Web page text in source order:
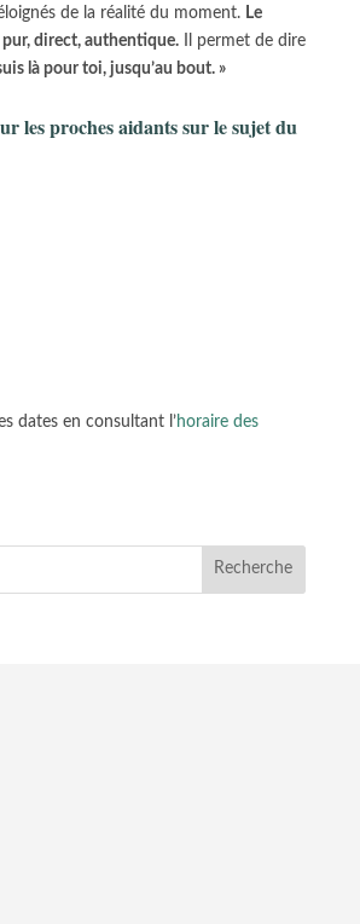
de la réalité du moment. Le
direct, authentique.Il permet de dire
là pour toi, jusqu’au bout. »
les proches aidants sur le sujet du
dates en consultant l’horaire des
Recherche